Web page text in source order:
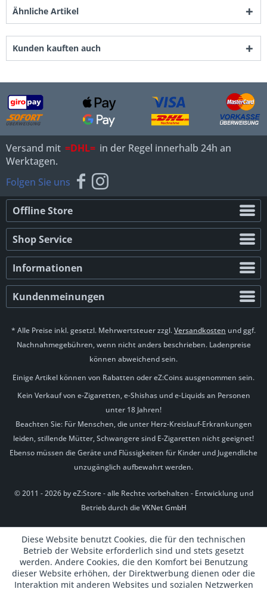
Ähnliche Artikel
Kunden kauften auch
Versand mit =DHL= in der Regel innerhalb 24h an
Werktagen.
Folgen Sie uns
Offline Store
Shop Service
Informationen
Kundenmeinungen
* Alle Preise inkl. gesetzl. Mehrwertsteuer zzgl.Versandkosten und ggf.
Nachnahmegebühren, wenn nicht anders beschrieben. Ladenpreise
können abweichend sein.
Einige Artikel können von Rabatten oder eZ:Coins ausgenommen sein.
Kein Verkauf von e-Zigaretten, e-Shishas und e-Liquids an Personen
unter 18 Jahren!
Beachten Sie: Für Menschen, die unter Herz-Kreislauf-Erkrankungen
leiden, stillende Mütter, Schwangere sind E-Zigaretten nicht geeignet!
Ebenso müssen die Geräte und Flüssigkeiten für Kinder und Jugendliche
unzugänglich aufbewahrt werden.
© 2011 - 2026 by eZ:Store - alle Rechte vorbehalten - Entwicklung und
Betrieb durch dieVKNet GmbH
Diese Website benutzt Cookies, die für den technischen
Betrieb der Website erforderlich sind und stets gesetzt
werden. Andere Cookies, die den Komfort bei Benutzung
dieser Website erhöhen, der Direktwerbung dienen oder die
Interaktion mit anderen Websites und sozialen Netzwerken